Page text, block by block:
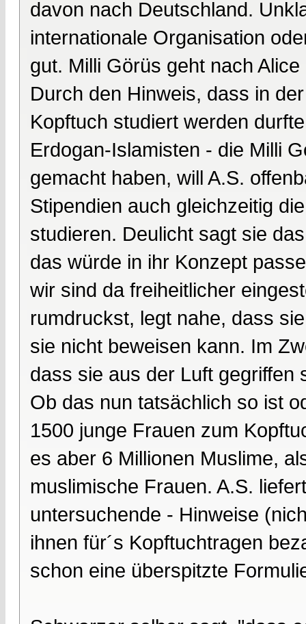
davon nach Deutschland.
internationale Organisation
gut. Milli Görüs geht nach
Durch den Hinweis, dass in
Kopftuch studiert werden
Erdogan-Islamisten - die Milli
gemacht haben, will A.S.
Stipendien auch gleichzeitig
studieren. Deulicht sagt sie
das würde in ihr Konzept
wir sind da freiheitlicher
rumdruckst, legt nahe, dass
sie nicht beweisen kann. Im
dass sie aus der Luft gegriffen
Ob das nun tatsächlich so ist
1500 junge Frauen zum
es aber 6 Millionen Muslime,
muslimische Frauen. A.S.
untersuchende - Hinweise
ihnen für´s Kopftuchtragen
schon eine überspitzte